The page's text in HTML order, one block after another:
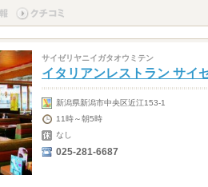
サイゼリヤニイガタオウミテン
イタリアンレストラン サイ
新潟県新潟市中央区近江153-1
11時～朝5時
なし
025-281-6687